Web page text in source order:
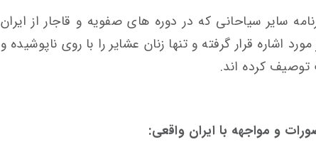
سایر سیاحانی که در دوره های صفویه و قاجار از ایران
مورد اشاره قرار گرفته و تنها زنان عشایر را با روی ناپوشیده و
توصیف کرده اند.
و مواجهه با ایران واقعی: